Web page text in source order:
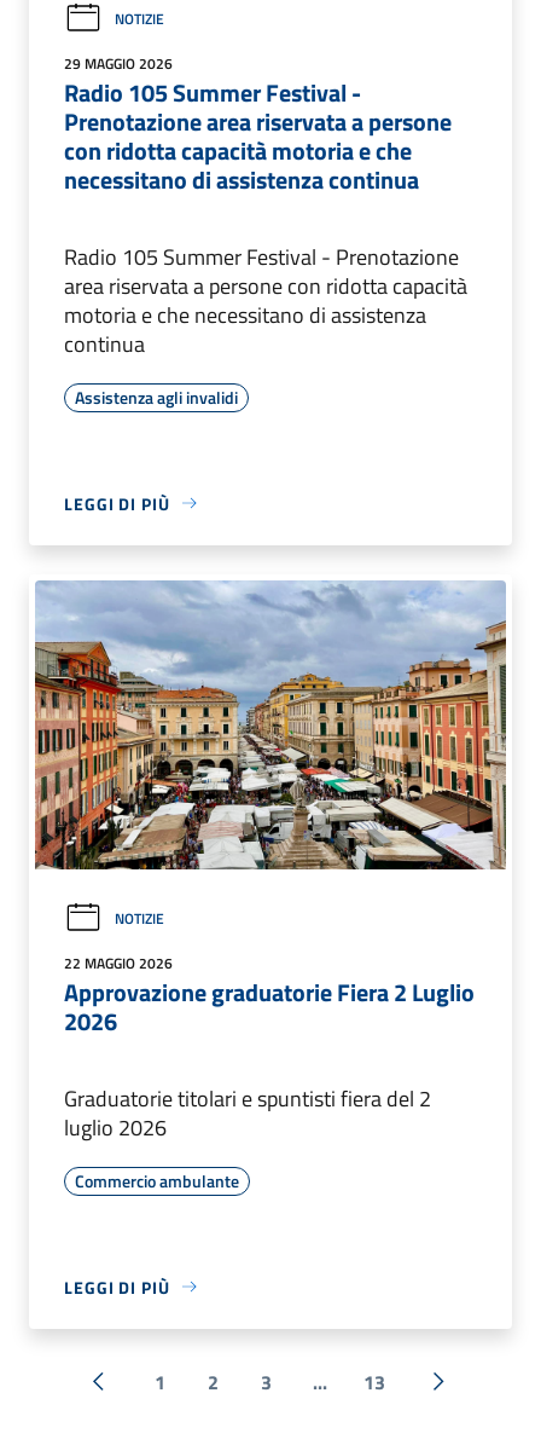
NOTIZIE
29 MAGGIO 2026
Radio 105 Summer Festival -
Prenotazione area riservata a persone
con ridotta capacità motoria e che
necessitano di assistenza continua
Radio 105 Summer Festival - Prenotazione
area riservata a persone con ridotta capacità
motoria e che necessitano di assistenza
continua
Assistenza agli invalidi
LEGGI DI PIÙ
NOTIZIE
22 MAGGIO 2026
Approvazione graduatorie Fiera 2 Luglio
2026
Graduatorie titolari e spuntisti fiera del 2
luglio 2026
Commercio ambulante
LEGGI DI PIÙ
« Precedente
1 2 3 ... 13 Successiva